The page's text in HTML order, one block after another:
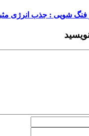
شویی : جذب انرژی